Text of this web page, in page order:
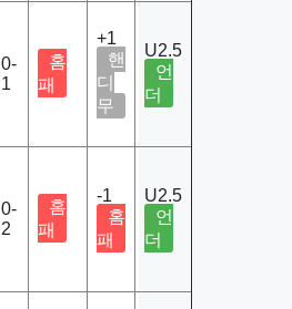
0-
1
홈
패
+1
핸
디
무
U2.5
언
더
0-
2
홈
패
-1
홈
패
U2.5
언
더